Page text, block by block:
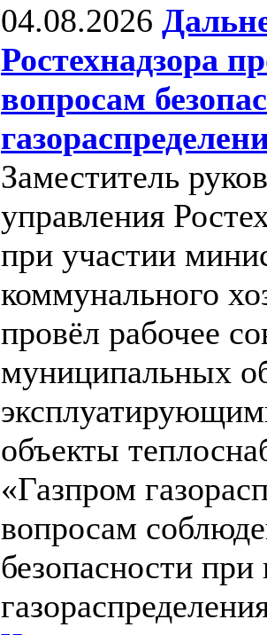
04.08.2026
Ростехнадзора
вопросам
Заместитель
управления
при участии
коммунального
провёл рабочее
муниципальных
объекты
«Газпром
вопросам
безопасности при